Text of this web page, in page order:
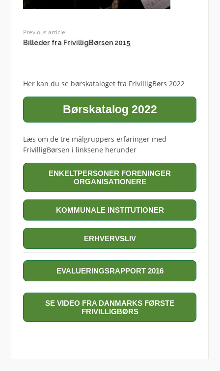
Previous article
Billeder fra FrivilligBørsen 2015
Her kan du se børskataloget fra FrivilligBørs 2022
Børskatalog 2022
Læs om de tre målgruppers erfaringer med
FrivilligBørsen i linksene herunder
ENKELTPERSONER FORENINGER
ORGANISATIONERE
KOMMUNALE INSTITUTIONER
ERHVERVSLIV
EVALUERINGSRAPPORT 2016
SE VIDEO FRA DANMARKS FØRSTE
FRIVILLIGBØRS